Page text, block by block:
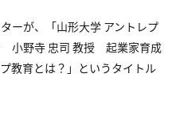
ーが、「山形大学 アントレプ
小野寺 忠司 教授 起業家育成
教育とは？」というタイトル